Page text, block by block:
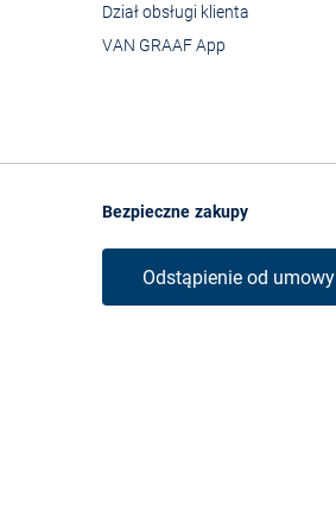
Dział obsługi klienta
VAN GRAAF App
Bezpieczne zakupy
Odstąpienie od umowy